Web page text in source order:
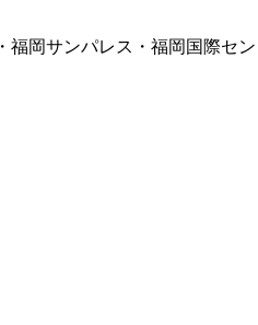
岡サンパレス・福岡国際